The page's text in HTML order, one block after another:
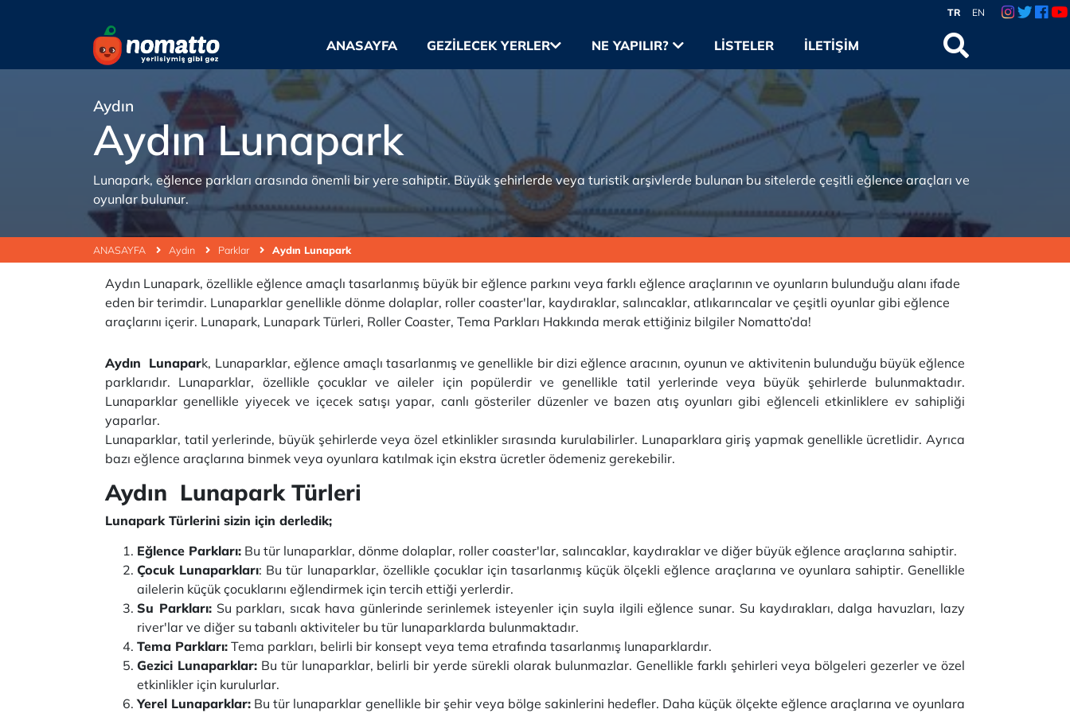
TR EN
ANASAYFA GEZILECEK YERLER NE YAPILIR? LISTELER İLETIŞIM
ANASAYFA Aydın Parklar Aydın Lunapark
Aydın
Aydın Lunapark
Lunapark, eğlence parkları arasında önemli bir yere sahiptir. Büyük şehirlerde veya turistik arşivlerde bulunan bu sitelerde çeşitli eğlence araçları ve
oyunlar bulunur.
Aydın Lunapark, özellikle eğlence amaçlı tasarlanmış büyük bir eğlence parkını veya farklı eğlence araçlarının ve oyunların bulunduğu alanı ifade
eden bir terimdir. Lunaparklar genellikle dönme dolaplar, roller coaster'lar, kaydıraklar, salıncaklar, atlıkarıncalar ve çeşitli oyunlar gibi eğlence
araçlarını içerir. Lunapark, Lunapark Türleri, Roller Coaster, Tema Parkları Hakkında merak ettiğiniz bilgiler Nomatto’da!
Aydın Lunapark, Lunaparklar, eğlence amaçlı tasarlanmış ve genellikle bir dizi eğlence aracının, oyunun ve aktivitenin bulunduğu büyük eğlence
parklarıdır. Lunaparklar, özellikle çocuklar ve aileler için popülerdir ve genellikle tatil yerlerinde veya büyük şehirlerde bulunmaktadır.
Lunaparklar genellikle yiyecek ve içecek satışı yapar, canlı gösteriler düzenler ve bazen atış oyunları gibi eğlenceli etkinliklere ev sahipliği
yaparlar.
Lunaparklar, tatil yerlerinde, büyük şehirlerde veya özel etkinlikler sırasında kurulabilirler. Lunaparklara giriş yapmak genellikle ücretlidir. Ayrıca
bazı eğlence araçlarına binmek veya oyunlara katılmak için ekstra ücretler ödemeniz gerekebilir.
Aydın Lunapark Türleri
Lunapark Türlerini sizin için derledik;
Eğlence Parkları: Bu tür lunaparklar, dönme dolaplar, roller coaster'lar, salıncaklar, kaydıraklar ve diğer büyük eğlence araçlarına sahiptir.
Çocuk Lunaparkları: Bu tür lunaparklar, özellikle çocuklar için tasarlanmış küçük ölçekli eğlence araçlarına ve oyunlara sahiptir. Genellikle
ailelerin küçük çocuklarını eğlendirmek için tercih ettiği yerlerdir.
Su Parkları:Su parkları, sıcak hava günlerinde serinlemek isteyenler için suyla ilgili eğlence sunar. Su kaydırakları, dalga havuzları, lazy
river'lar ve diğer su tabanlı aktiviteler bu tür lunaparklarda bulunmaktadır.
Tema Parkları: Tema parkları, belirli bir konsept veya tema etrafında tasarlanmış lunaparklardır.
Gezici Lunaparklar:Bu tür lunaparklar, belirli bir yerde sürekli olarak bulunmazlar. Genellikle farklı şehirleri veya bölgeleri gezerler ve özel
etkinlikler için kurulurlar.
Yerel Lunaparklar: Bu tür lunaparklar genellikle bir şehir veya bölge sakinlerini hedefler. Daha küçük ölçekte eğlence araçlarına ve oyunlara